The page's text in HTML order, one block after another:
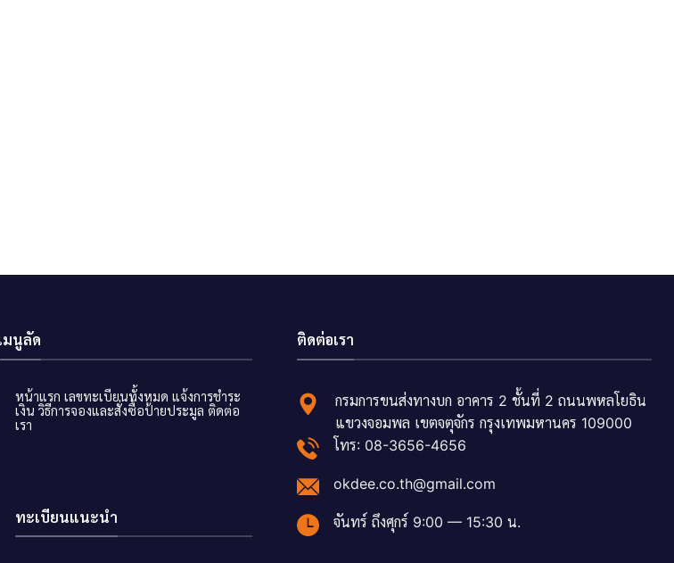
มนูลัด
หน้าแรก เลขทะเบียนทั้งหมด แจ้งการชำระ
เงิน วิธีการจองและสั่งซื้อป้ายประมูล ติดต่อ
เรา
ทะเบียนแนะนำ
ติดต่อเรา
กรมการขนส่งทางบก อาคาร 2 ชั้นที่ 2 ถนนพหลโยธิน
แขวงจอมพล เขตจตุจักร กรุงเทพมหานคร 109000
โทร: 08-3656-4656
okdee.co.th@gmail.com
จันทร์ ถึงศุกร์ 9:00 — 15:30 น.